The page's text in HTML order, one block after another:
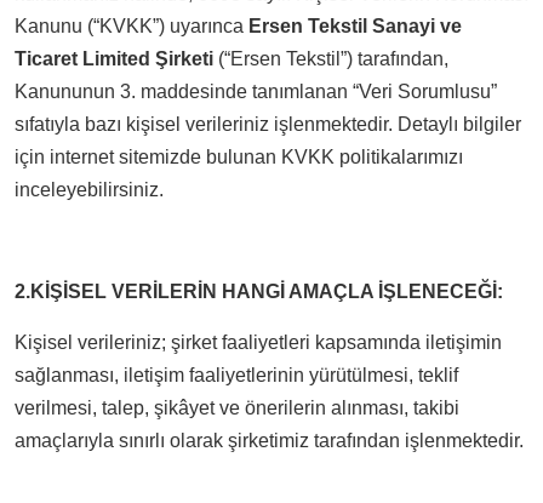
Kanunu (“KVKK”) uyarınca Ersen Tekstil Sanayi ve
Ticaret Limited Şirketi (“Ersen Tekstil”) tarafından,
Kanununun 3. maddesinde tanımlanan “Veri Sorumlusu”
sıfatıyla bazı kişisel verileriniz işlenmektedir. Detaylı bilgiler
için internet sitemizde bulunan KVKK politikalarımızı
inceleyebilirsiniz.
2.KİŞİSEL VERİLERİN HANGİ AMAÇLA İŞLENECEĞİ:
Kişisel verileriniz; şirket faaliyetleri kapsamında iletişimin
sağlanması, iletişim faaliyetlerinin yürütülmesi, teklif
verilmesi, talep, şikâyet ve önerilerin alınması, takibi
amaçlarıyla sınırlı olarak şirketimiz tarafından işlenmektedir.